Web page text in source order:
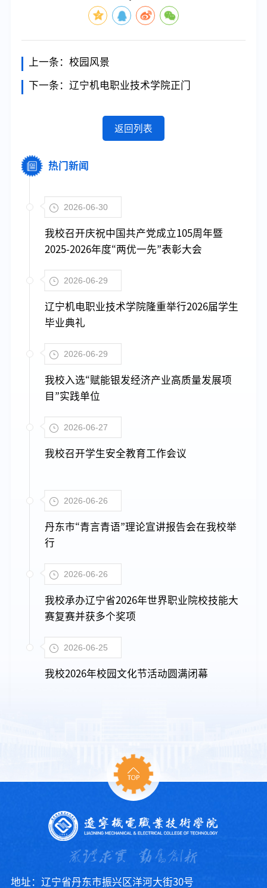
上一条： 校园风景
下一条： 辽宁机电职业技术学院正门
返回列表
热门新闻
2026-06-30
我校召开庆祝中国共产党成立105周年暨
2025-2026年度“两优一先”表彰大会
2026-06-29
辽宁机电职业技术学院隆重举行2026届学生
毕业典礼
2026-06-29
我校入选“赋能银发经济产业高质量发展项
目”实践单位
2026-06-27
我校召开学生安全教育工作会议
2026-06-26
丹东市“青言青语”理论宣讲报告会在我校举
行
2026-06-26
我校承办辽宁省2026年世界职业院校技能大
赛复赛并获多个奖项
2026-06-25
我校2026年校园文化节活动圆满闭幕
地址：辽宁省丹东市振兴区洋河大街30号